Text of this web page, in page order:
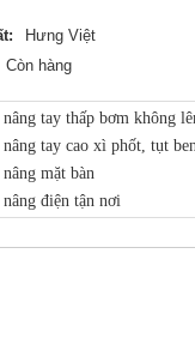
Hưng Việt
Còn hàng
tay thấp bơm không
tay cao xì phốt, tụt
mặt bàn
điện tận nơi